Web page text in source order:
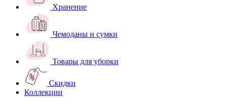
Хранение
Чемоданы и сумки
Товары для уборки
Скидки
Коллекции